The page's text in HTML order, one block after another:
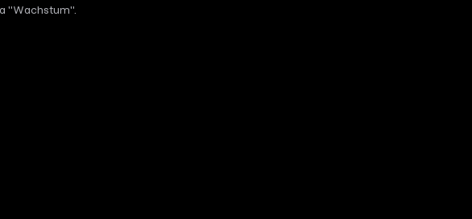
"Wachstum".